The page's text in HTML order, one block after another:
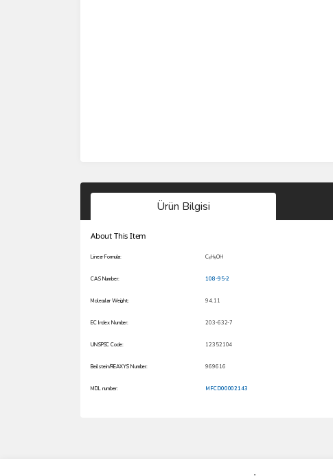
Ürün Bilgisi
About This Item
Linear Formula: C6H5OH
CAS Number: 108-95-2
Molecular Weight: 94.11
EC Index Number: 203-632-7
UNSPSC Code: 12352104
Beilstein/REAXYS Number: 969616
MDL number: MFCD00002143